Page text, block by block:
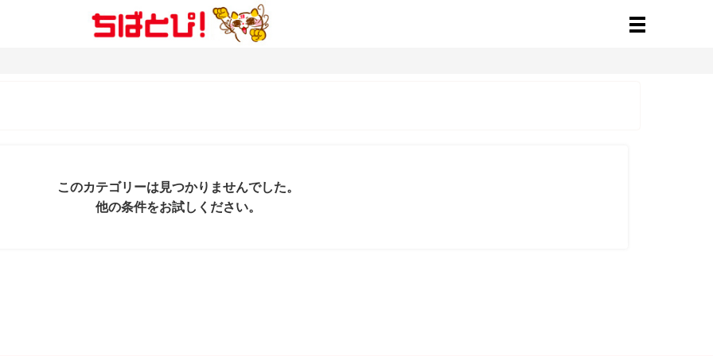
このカテゴリーは見つかりませんでした。
他の条件をお試しください。